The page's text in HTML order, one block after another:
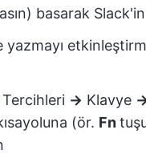
basarak
yazmayı
→ Klavye
(ör. Fn